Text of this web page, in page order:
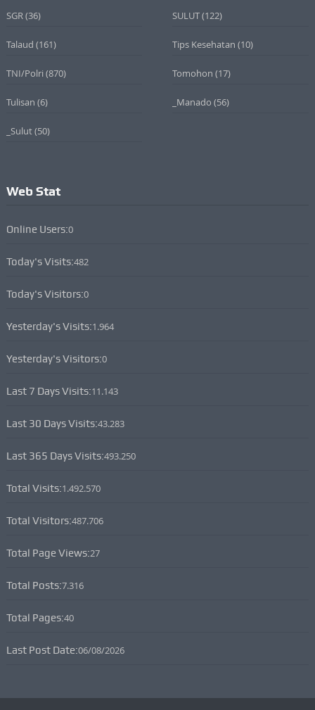
SGR (36) SULUT(122)
Talaud (161) Tips Kesehatan (10)
TNI/Polri (870) Tomohon (17)
Tulisan (6) _Manado (56)
_Sulut(50)
Web Stat
Online Users:0
Today's Visits:482
Today's Visitors:0
Yesterday's Visits:1.964
Yesterday's Visitors:0
Last 7 Days Visits:11.143
Last 30 Days Visits:43.283
Last 365 Days Visits:493.250
Total Visits:1.492.570
Total Visitors:487.706
Total Page Views:27
Total Posts:7.316
Total Pages:40
Last Post Date:06/08/2026